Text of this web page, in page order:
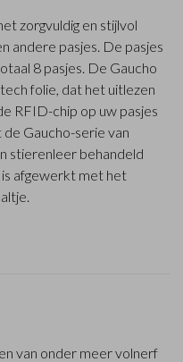
zorgvuldig en stijlvol
andere pasjes. De pasjes
8 pasjes. De Gaucho
folie, dat het uitlezen
RFID-chip op uw pasjes
Gaucho-serie van
stierenleer behandeld
afgewerkt met het
van onder meer volnerf